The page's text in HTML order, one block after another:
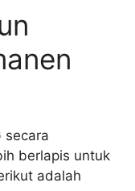
secara
berlapis untuk
adalah